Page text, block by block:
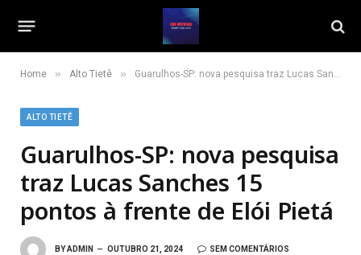
Home » Alto Tietê » Guarulhos-SP: nova pesquisa traz Lucas Sanches 15 pontos à frente de Elói Pietá
ALTO TIETÊ
Guarulhos-SP: nova pesquisa
traz Lucas Sanches 15
pontos à frente de Elói Pietá
BYADMIN OUTUBRO 21, 2024 SEM COMENTÁRIOS